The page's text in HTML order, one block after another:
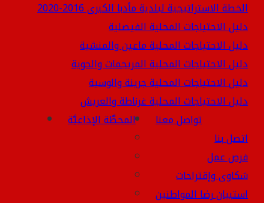
الخطة الاستراتيجية لبلدية مأدبا الكبرى 2016-2020
دليل الاحتياجات المحلية الفيصلية
دليل الاحتياجات المحلية ماعين والمنشية
دليل الاحتياجات المحلية المريجمات والحوية
دليل الاحتياجات المحلية جرينة والوسية
دليل الاحتياجات المحلية غرناطة والعريش
تواصل معنا
اتصل بنا
فرص عمل
شكاوى وإقتراحات
استبيان رضا المواطنين
المحطَّة الإذاعيَّة